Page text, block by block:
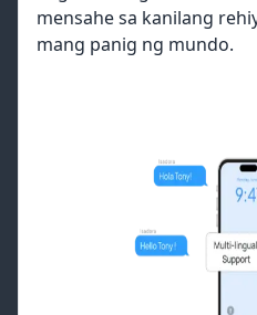
mensahe sa kanilang
mang panig ng mundo.